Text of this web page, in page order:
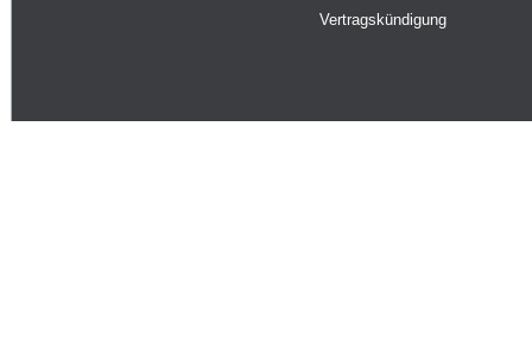
Vertragskündigung